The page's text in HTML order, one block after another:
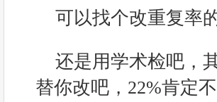
可以找个改重复率
还是用学术检吧，
替你改吧，22%肯定